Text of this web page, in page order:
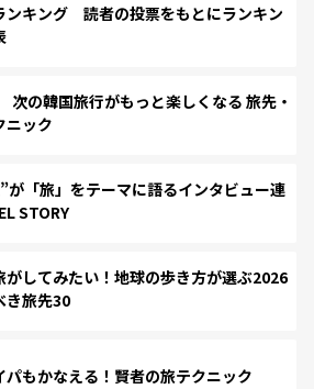
ンキング 読者の投票をもとにランキン
の韓国旅行がもっと楽しくなる 旅先・
ニック
が「旅」をテーマに語るインタビュー連
STORY
がしてみたい！地球の歩き方が選ぶ2026
き旅先30
パもかなえる！賢者の旅テクニック